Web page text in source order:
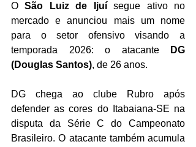
O São Luiz de Ijuí segue ativo no
mercado e anunciou mais um nome
para o setor ofensivo visando a
temporada 2026: o atacante
DG
(Douglas Santos), de 26 anos.
DG chega ao clube Rubro após
defender as cores do Itabaiana-SE na
disputa da Série C do Campeonato
Brasileiro. O atacante também acumula